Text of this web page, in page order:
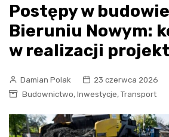
Postępy w
Bieruniu Nowym:
w realizacji
Damian Polak
23 czerwca 2026
Budownictwo, Inwestycje, Transport